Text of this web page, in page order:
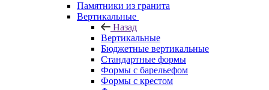
Памятники из гранита
Вертикальные
Назад
Вертикальные
Бюджетные вертикальные
Стандартные формы
Формы с барельефом
Формы с крестом